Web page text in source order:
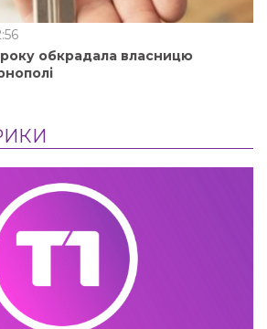
року обкрадала власницю